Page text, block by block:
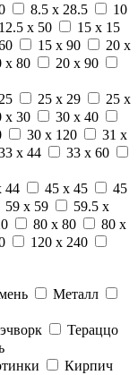
8.5 x 28.5
10
12.5 x 50
15 x 15
15 x 90
20 x
x 80
20 x 90
25 x 29
25 x
x 30
30 x 40
30 x 120
31 x
x 44
33 x 60
44 45 x 45
45
59 x 59
59.5 x
80 x 80
80 x
120 x 240
Металл
Тераццо
Кирпич